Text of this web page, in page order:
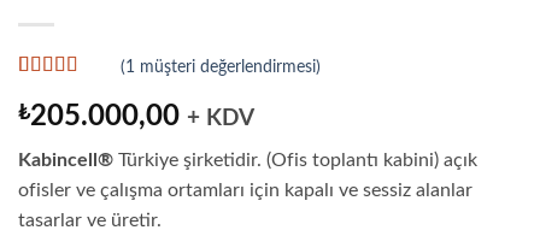
puanına
dayanarak 5
üzerinden5
puan aldı
(1 müşteri değerlendirmesi)
₺205.000,00 + KDV
Kabincell® Türkiye şirketidir. (Ofis toplantı kabini) açık
ofisler ve çalışma ortamları için kapalı ve sessiz alanlar
tasarlar ve üretir.